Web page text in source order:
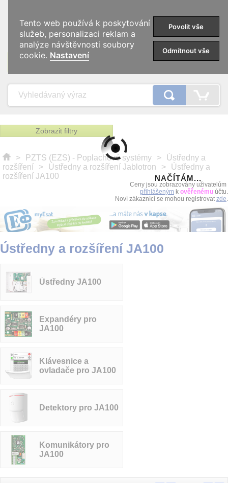
KATEGORIE
Zobrazit filtry
> PZTS (EZS) - Poplachové systémy >
Ústředny a
rozšíření
> Ústředny a rozšíření Jablotron >
Ústředny a
rozšíření JA100
Ceny jsou zobrazovány uživatelům
přihlášeným k ověřenému účtu.
Noví zákaznící se mohou registrovatzde.
Ústředny a rozšíření JA100
Ústředny JA100
Expandéry pro
JA100
Klávesnice a
ovladače pro JA100
Detektory pro JA100
Komunikátory pro
JA100
NAČÍTÁM...
Tento web používá k poskytování
služeb, personalizaci reklam a
analýze návštěvnosti soubory
cookie. Nastavení
Povolit vše
Odmítnout vše